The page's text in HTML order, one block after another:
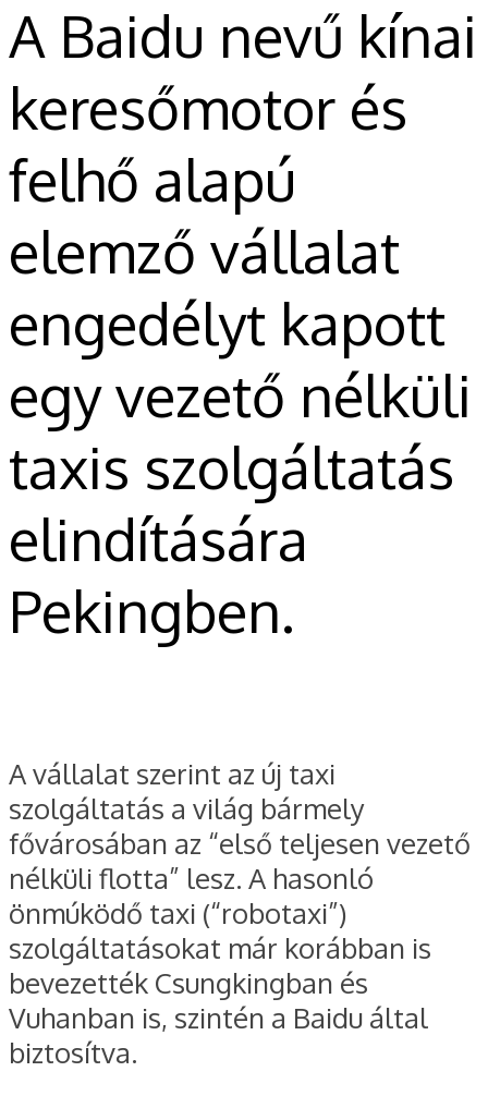
A Baidu nevű kínai
keresőmotor és
felhő alapú
elemző vállalat
engedélyt kapott
egy vezető nélküli
taxis szolgáltatás
elindítására
Pekingben.
A vállalat szerint az új taxi
szolgáltatás a világ bármely
fővárosában az “első teljesen vezető
nélküli flotta” lesz. A hasonló
önmúködő taxi (“robotaxi”)
szolgáltatásokat már korábban is
bevezették Csungkingban és
Vuhanban is, szintén a Baidu által
biztosítva.